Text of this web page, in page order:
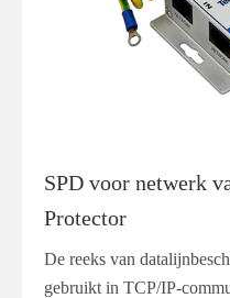
SPD voor netwerk
Protector
De reeks van
gebruikt in TCP/IP-